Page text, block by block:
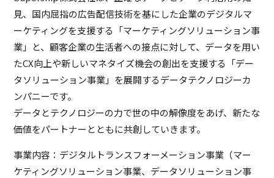
見、国内屈指の広告配信技術を基にした企業のデジタルマ
ーケティングを支援する「マーケティングソリューション事
業」と、顧客企業の生活者への接点に対して、データを用い
たCX向上や新しいマネタイズ機会の創出を支援する「デー
タソリューション事業」を展開するデータテクノロジーカ
ンパニーです。
データとテクノロジーの力で世の中の解像度をあげ、新たな
価値をパートナーとともに共創していきます。
事業内容：デジタルトランスフォーメーション事業（マー
ケティングソリューション事業、データソリューション事